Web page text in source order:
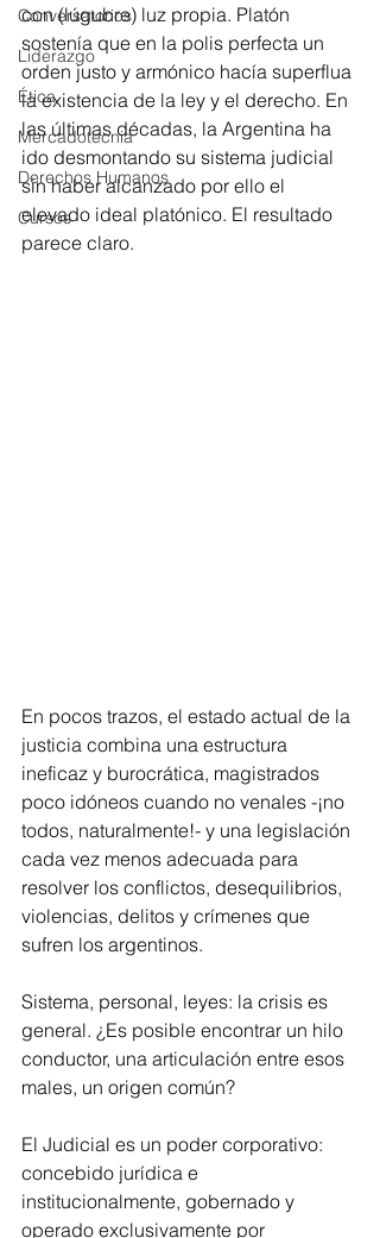
Conversatorios
Liderazgo
Ética
Mercadotecnia
Derechos Humanos
Cursos
con (lúgubre) luz propia. Platón
sostenía que en la polis perfecta un
orden justo y armónico hacía superflua
la existencia de la ley y el derecho. En
las últimas décadas, la Argentina ha
ido desmontando su sistema judicial
sin haber alcanzado por ello el
elevado ideal platónico. El resultado
parece claro.
En pocos trazos, el estado actual de la
justicia combina una estructura
ineficaz y burocrática, magistrados
poco idóneos cuando no venales -¡no
todos, naturalmente!- y una legislación
cada vez menos adecuada para
resolver los conflictos, desequilibrios,
violencias, delitos y crímenes que
sufren los argentinos.
Sistema, personal, leyes: la crisis es
general. ¿Es posible encontrar un hilo
conductor, una articulación entre esos
males, un origen común?
El Judicial es un poder corporativo:
concebido jurídica e
institucionalmente, gobernado y
operado exclusivamente por